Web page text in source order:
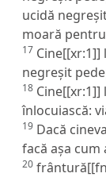
ucidă
moară
17
negreșit
18 Cine[[xr:1]]
înlocuiască:
19 Dacă
facă așa cum
20